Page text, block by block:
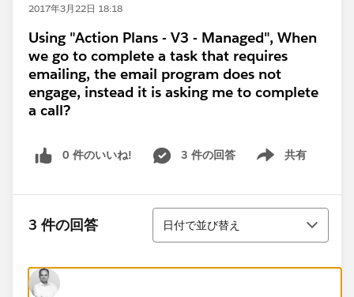
2017年3月22日 18:18
Using "Action Plans - V3 - Managed", When
we go to complete a task that requires
emailing, the email program does not
engage, instead it is asking me to complete
a call?
0 件のいいね! 3 件の回答 共有
Show menu
3 件の回答
並び替え
日付で並び替え